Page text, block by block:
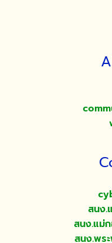
สนง.
สนง.แม่
สนง.พร